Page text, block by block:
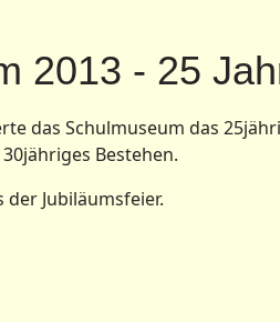
2013 - 25
das Schulmuseum das
Bestehen.
der Jubiläumsfeier.